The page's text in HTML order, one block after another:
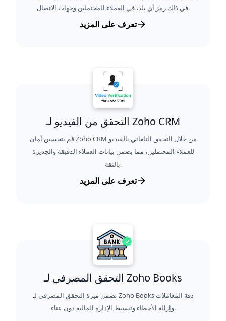
في ذلك رمز أي بلد، في العملاء المحتملين وجهات الاتصال.
تعرف على المزيد
التحقق من الفيديو لـ Zoho CRM
قم بتحسين أمان Zoho CRM من خلال التحقق التلقائي بالفيديو
للعملاء المحتملين، مما يضمن بيانات العملاء الدقيقة والجديرة
بالثقة.
تعرف على المزيد
التحقق المصرفي لـ Zoho Books
تضمن ميزة التحقق المصرفي لـ Zoho Books دقة المعاملات
وإزالة الأخطاء وتبسيط الإدارة المالية دون عناء.